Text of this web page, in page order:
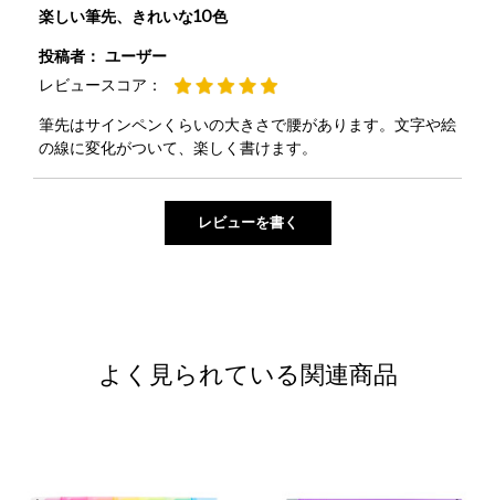
楽しい筆先、きれいな10色
投稿者：
ユーザー
レビュースコア：
筆先はサインペンくらいの大きさで腰があります。文字や絵
の線に変化がついて、楽しく書けます。
よく見られている関連商品